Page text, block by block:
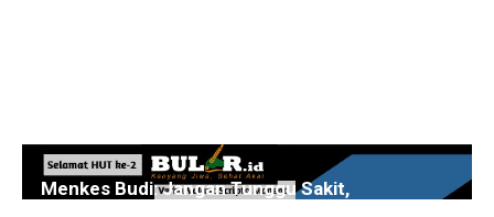
Menkes Budi: Jangan Tunggu Sakit,